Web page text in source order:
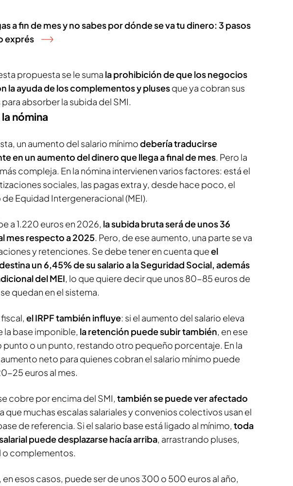
a fin de mes y no sabes por dónde se va tu dinero: 3 pasos
exprés
propuesta se le suma la prohibición de que los negocios
la ayuda de los complementos y plusesque ya cobran sus
absorber la subida del SMI.
nómina
un aumento del salario mínimodebería traducirse
en un aumento del dinero que llega a final de mes. Pero la
compleja. En la nómina intervienen varios factores: está el
sociales, las pagas extra y, desde hace poco, el
Equidad Intergeneracional (MEI).
a 1.220 euros en 2026, la subida bruta será de unos 36
mes respecto a 2025. Pero, de ese aumento, una parte se va
y retenciones. Se debe tener en cuenta queel
un 6,45% de su salario a la Seguridad Social, además
del MEI, lo que quiere decir que unos 80-85 euros de
quedan en el sistema.
el IRPF también influye: si el aumento del salario eleva
la base imponible, la retención puede subir también, en ese
punto o un punto, restando otro pequeño porcentaje. En la
neto para quienes cobran el salario mínimo puede
25 euros al mes.
cobre por encima del SMI, también se puede ver afectado
que muchas escalas salariales y convenios colectivos usan el
de referencia. Si el salario base está ligado al mínimo, toda
puede desplazarse hacía arriba, arrastrando pluses,
o complementos.
en esos casos, puede ser de unos 300 o 500 euros al año,